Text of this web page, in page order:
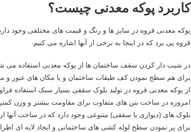
کاربرد پوکه معدنی چیست؟
پوکه معدنی قروه در سایز ها و رنگ و قیمت های مختلفی وجود
قروه پی برد که در اینجا به برخی از آنها اشاره می ‌کنیم.
در شیب دار کردن سقف ساختمان ها از پوکه معدنی استفاده می
برای هم سطح نمودن کف طبقات ساختمان و یا مکان های عبور و
از پوکه معدنی قروه در تولید بلوک سقفی بسیار سبک استفاده
امروزه در ساخت بتن های متفاوت برای مقاومت بیشتر و وزن
بلوک های (دیواری یا سقفی) متنوعی وجود دارد که در ساخت آنها
برای پر نمودن سطح لوله کشی ‌های ساختمانی و ایجاد لایه ای